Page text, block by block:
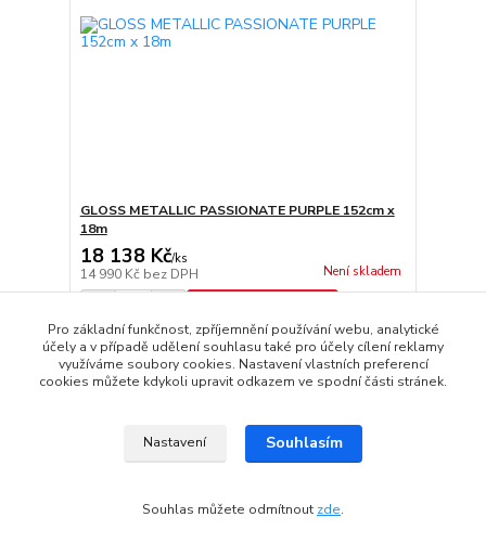
GLOSS METALLIC PASSIONATE PURPLE 152cm x
18m
18 138 Kč/ks
14 990 Kč bez DPH Není skladem
Doprava ZDARMA
Pro základní funkčnost, zpříjemnění používání webu, analytické
účely a v případě udělení souhlasu také pro účely cílení reklamy
využíváme soubory cookies. Nastavení vlastních preferencí
cookies můžete kdykoli upravit odkazem ve spodní části stránek.
Nastavení Souhlasím
Souhlas můžete odmítnout zde.